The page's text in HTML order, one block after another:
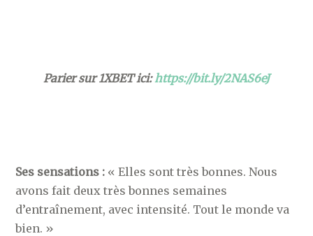
Parier sur 1XBET ici:https://bit.ly/2NAS6eJ
Ses sensations : « Elles sont très bonnes. Nous
avons fait deux très bonnes semaines
d’entraînement, avec intensité. Tout le monde va
bien. »